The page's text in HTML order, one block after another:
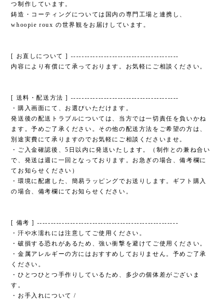
つ制作しています。
鋳造・コーティングについては国内の専門工場と連携し、
whoopie roux の世界観をお届けしています。
[ お直しについて ] ---------------------------------------
内容により有償にて承っております。お気軽にご相談ください。
[ 送料・配送方法 ] ---------------------------------------
・購入画面にて、お選びいただけます。
発送後の配送トラブルについては、当方では一切責任を負いかね
ます。予めご了承ください。その他の配送方法をご希望の方は、
別途実費にて承りますのでお気軽にご相談くださいませ。
・ご入金確認後、5日以内に発送いたします。（制作との兼ね合い
で、発送は週に一回となっております。お急ぎの場合、備考欄に
てお知らせください）
・環境に配慮した、簡易ラッピングでお送りします。ギフト購入
の場合、備考欄にてお知らせください。
[ 備考 ] ---------------------------------------------------
・汗や水濡れには注意してご使用ください。
・破損する恐れがあるため、強い衝撃を避けてご使用ください。
・金属アレルギーの方にはおすすめしておりません。予めご了承
ください。
・ひとつひとつ手作りしているため、多少の個体差がございま
す。
・お手入れについて /